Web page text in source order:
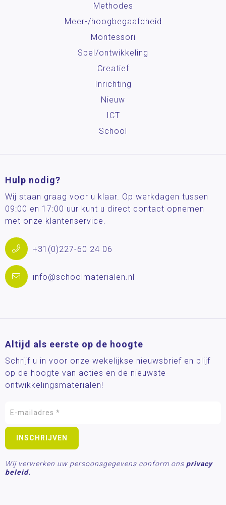
Methodes
Meer-/hoog­begaafdheid
Montessori
Spel/ontwikkeling
Creatief
Inrichting
Nieuw
ICT
School
Hulp nodig?
Wij staan graag voor u klaar. Op werkdagen tussen
09:00 en 17:00 uur kunt u direct contact opnemen
met onze klantenservice.
+31(0)227-60 24 06
info@schoolmaterialen.nl
Altijd als eerste op de hoogte
Schrijf u in voor onze wekelijkse nieuwsbrief en blijf
op de hoogte van acties en de nieuwste
ontwikkelingsmaterialen!
Wij verwerken uw persoonsgegevens conform ons privacy
beleid.